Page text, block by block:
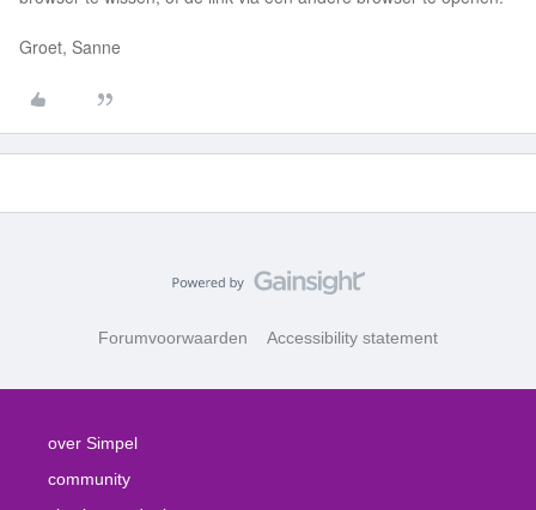
Groet, Sanne
Forumvoorwaarden Accessibility statement
over Simpel
community